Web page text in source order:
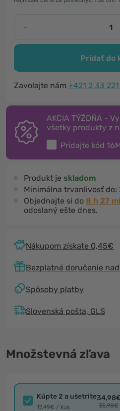
-
Pridať do
Zavolajte nám +421 2 33
AKCIA TÝŽDŇA -
všetky produkty z
Pridajte kód
Produkt je skladom
Minimálna trvanlivosť do:
Objednajte si do 8 h 27
odoslaný ešte dnes.
Nákupom získate 0,45€
Bezplatné doručenie
Spôsoby platby
Slovenská pošta, GLS
Množstevná zľava
Kúpte 2 a ušetrite
17,49€ / kus 35,98€